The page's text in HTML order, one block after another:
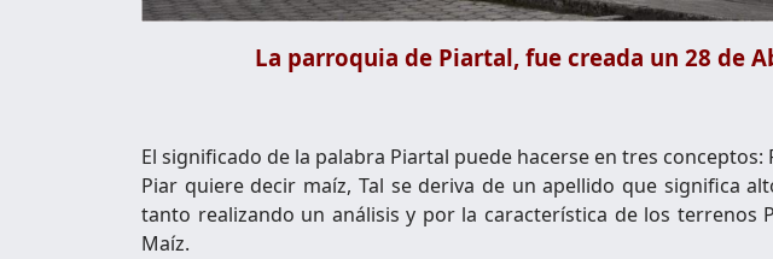
La parroquia de Piartal, fue creada un 28 de
El significado de la palabra Piartal puede hacerse en tres conceptos:
Piar quiere decir maíz, Tal se deriva de un apellido que significa
tanto realizando un análisis y por la característica de los terrenos
Maíz.